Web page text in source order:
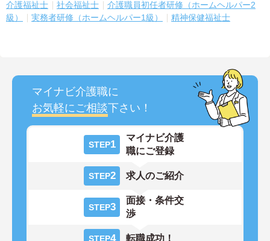
介護福祉士 社会福祉士
介護職員初任者研修（ホームヘルパー2
級）
実務者研修（ホームヘルパー1級） 精神保健福祉士
マイナビ介護職に
お気軽にご相談下さい！
STEP1
マイナビ介護
職にご登録
STEP2 求人のご紹介
STEP3
面接・条件交
渉
STEP4 転職成功！